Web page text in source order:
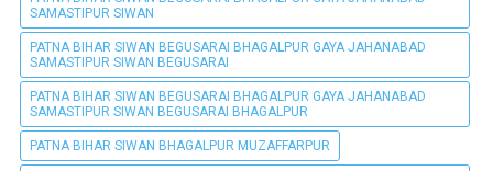
SAMASTIPUR SIWAN
PATNA BIHAR SIWAN BEGUSARAI BHAGALPUR GAYA JAHANABAD
SAMASTIPUR SIWAN BEGUSARAI
PATNA BIHAR SIWAN BEGUSARAI BHAGALPUR GAYA JAHANABAD
SAMASTIPUR SIWAN BEGUSARAI BHAGALPUR
PATNA BIHAR SIWAN BHAGALPUR MUZAFFARPUR